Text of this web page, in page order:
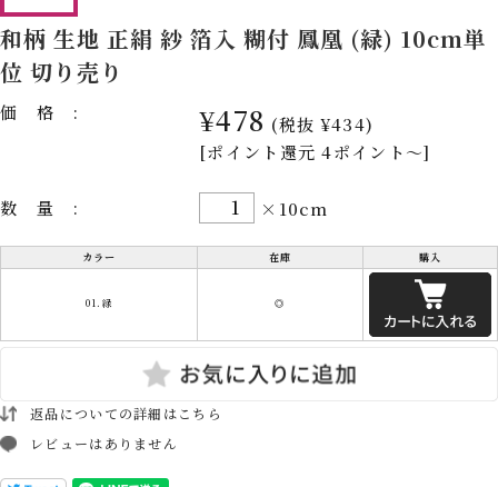
和柄 生地 正絹 紗 箔入 糊付 鳳凰 (緑) 10cm単
位 切り売り
価格: ¥478 (税抜 ¥434)
[ポイント還元 4ポイント～]
数量: ×10cm
カラー 在庫 購入
01.緑 ◎
返品についての詳細はこちら
レビューはありません